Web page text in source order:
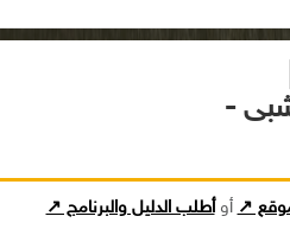
-
↗ أوأطلب الدليل والبرنامج ↗